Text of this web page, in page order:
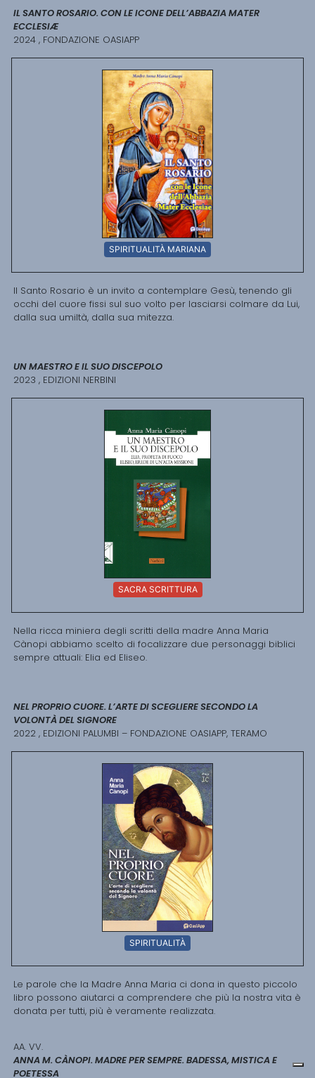
IL SANTO ROSARIO. CON LE ICONE DELL’ABBAZIA MATER
ECCLESIÆ
2024 , FONDAZIONE OASIAPP
SPIRITUALITÀ MARIANA
Il Santo Rosario è un invito a contemplare Gesù, tenendo gli
occhi del cuore fissi sul suo volto per lasciarsi colmare da Lui,
dalla sua umiltà, dalla sua mitezza.
UN MAESTRO E IL SUO DISCEPOLO
2023 , EDIZIONI NERBINI
SACRA SCRITTURA
Nella ricca miniera degli scritti della madre Anna Maria
Cànopi abbiamo scelto di focalizzare due personaggi biblici
sempre attuali: Elia ed Eliseo.
NEL PROPRIO CUORE. L’ARTE DI SCEGLIERE SECONDO LA
VOLONTÀ DEL SIGNORE
2022 , EDIZIONI PALUMBI – FONDAZIONE OASIAPP, TERAMO
SPIRITUALITÀ
Le parole che la Madre Anna Maria ci dona in questo piccolo
libro possono aiutarci a comprendere che più la nostra vita è
donata per tutti, più è veramente realizzata.
AA. VV.
ANNA M. CÀNOPI. MADRE PER SEMPRE. BADESSA, MISTICA E
POETESSA